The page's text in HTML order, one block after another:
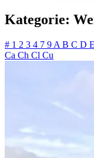
Kategorie:
# 1 2 3 4 7 9 A B C D E
Ca Ch Cl Cu